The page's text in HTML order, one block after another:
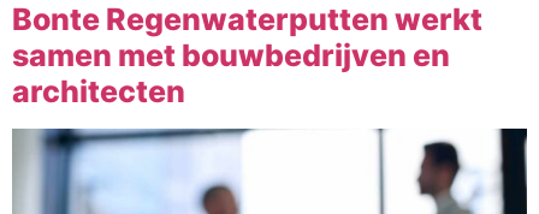
Bonte Regenwaterputten werkt
samen met bouwbedrijven en
architecten